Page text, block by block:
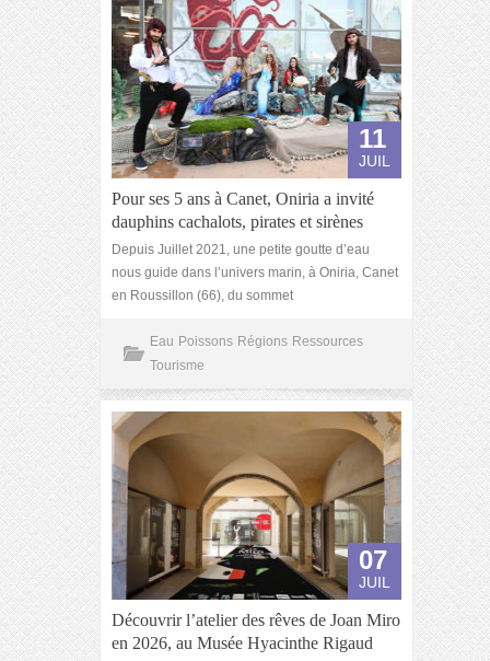
11
JUIL
Pour ses 5 ans à Canet, Oniria a invité
dauphins cachalots, pirates et sirènes
Depuis Juillet 2021, une petite goutte d’eau
nous guide dans l’univers marin, à Oniria, Canet
en Roussillon (66), du sommet
Eau Poissons Régions Ressources
Tourisme
07
JUIL
Découvrir l’atelier des rêves de Joan Miro
en 2026, au Musée Hyacinthe Rigaud